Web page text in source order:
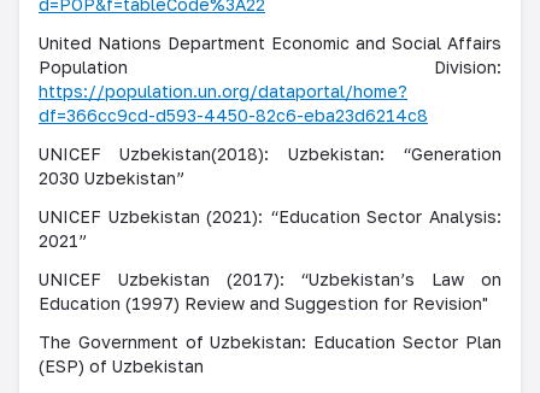
d=POP&f=tableCode%3A22
United Nations Department Economic and Social Affairs
Population Division:
https://population.un.org/dataportal/home?
df=366cc9cd-d593-4450-82c6-eba23d6214c8
UNICEF Uzbekistan(2018): Uzbekistan: “Generation
2030 Uzbekistan”
UNICEF Uzbekistan (2021): “Education Sector Analysis:
2021”
UNICEF Uzbekistan (2017): “Uzbekistan’s Law on
Education (1997) Review and Suggestion for Revision"
The Government of Uzbekistan: Education Sector Plan
(ESP) of Uzbekistan